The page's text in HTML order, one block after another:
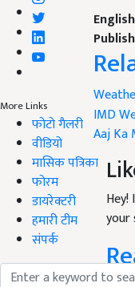
More Links
फोटो गैलरी
वीडियो
मासिक पत्रिका
फोरम
डायरेक्टरी
हमारी टीम
संपर्क
IMD
Aaj Ka
Hey!
your